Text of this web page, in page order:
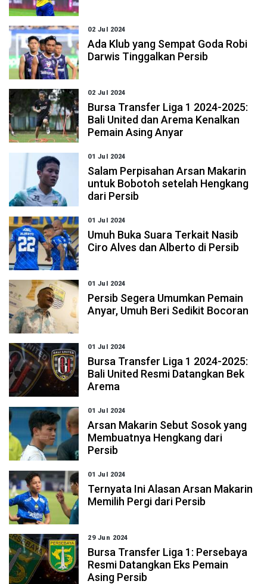
02 Jul 2024
Ada Klub yang Sempat Goda Robi
Darwis Tinggalkan Persib
02 Jul 2024
Bursa Transfer Liga 1 2024-2025:
Bali United dan Arema Kenalkan
Pemain Asing Anyar
01 Jul 2024
Salam Perpisahan Arsan Makarin
untuk Bobotoh setelah Hengkang
dari Persib
01 Jul 2024
Umuh Buka Suara Terkait Nasib
Ciro Alves dan Alberto di Persib
01 Jul 2024
Persib Segera Umumkan Pemain
Anyar, Umuh Beri Sedikit Bocoran
01 Jul 2024
Bursa Transfer Liga 1 2024-2025:
Bali United Resmi Datangkan Bek
Arema
01 Jul 2024
Arsan Makarin Sebut Sosok yang
Membuatnya Hengkang dari
Persib
01 Jul 2024
Ternyata Ini Alasan Arsan Makarin
Memilih Pergi dari Persib
29 Jun 2024
Bursa Transfer Liga 1: Persebaya
Resmi Datangkan Eks Pemain
Asing Persib